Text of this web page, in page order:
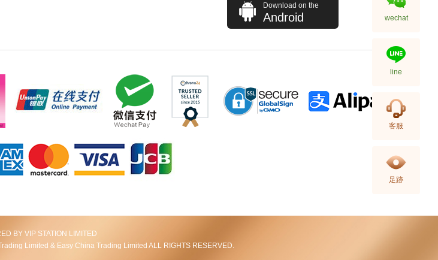
Download on the
Android
BY VIP STATION LIMITED
Limited & Easy China Trading Limited ALL RIGHTS RESERVED.
wechat
line
客服
足跡